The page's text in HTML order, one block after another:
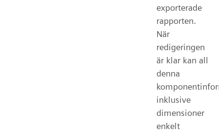
exporterade
rapporten.
När
redigeringen
är klar kan all
denna
inklusive
dimensioner
enkelt